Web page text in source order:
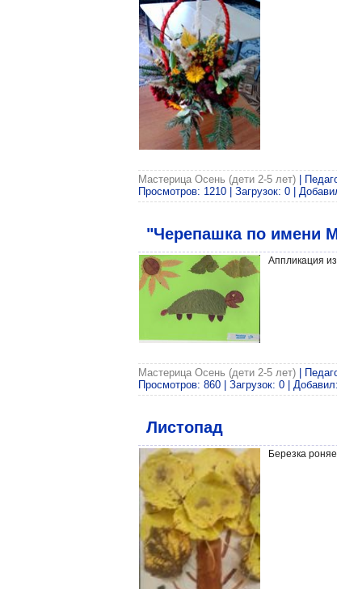
Мастерица Осень (дети 2-5 лет) |
Просмотров: 1210 | Загрузок: 0 |
"Черепашка по имени
Аппликация
Мастерица Осень (дети 2-5 лет) |
Просмотров: 860 | Загрузок: 0 | Добавил:
Листопад
Березка